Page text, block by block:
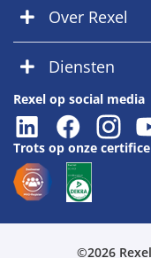
Over Rexel
Diensten
Rexel op social media
Trots op onze
©2026 Rexel